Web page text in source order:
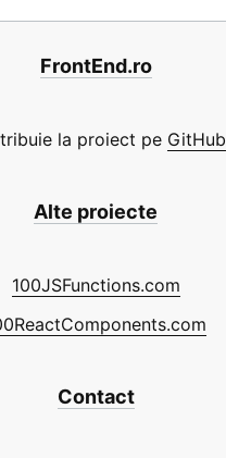
FrontEnd.ro
la proiect pe GitHub
Alte proiecte
100JSFunctions.com
Contact